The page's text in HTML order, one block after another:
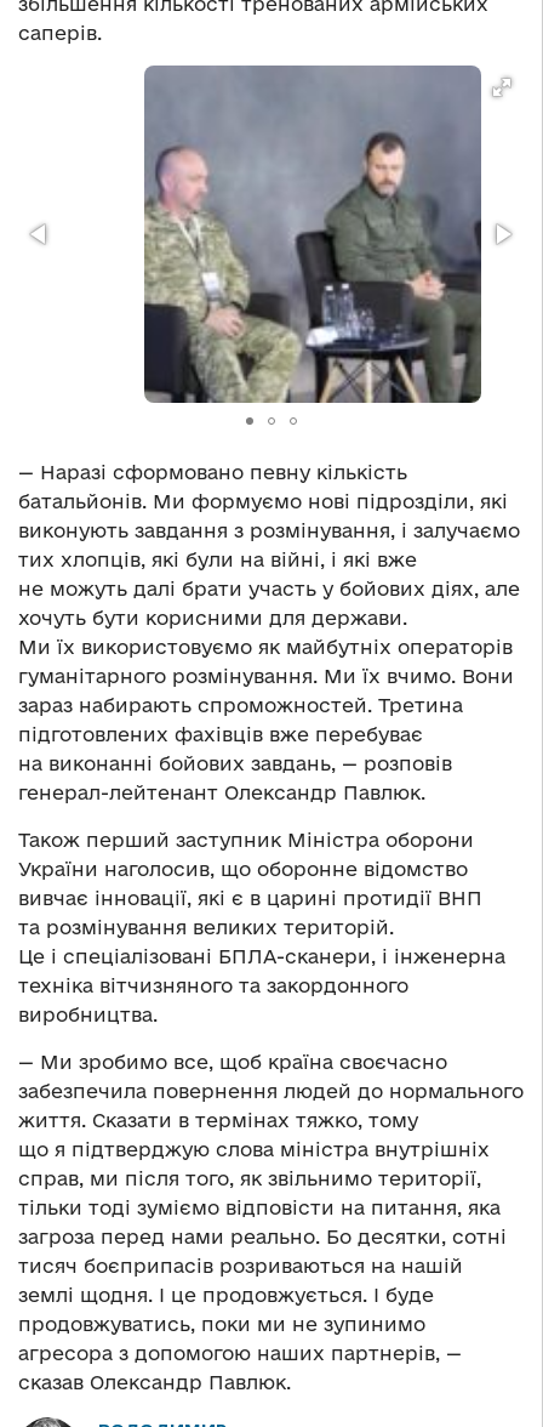
саперів.
— Наразі сформовано певну кількість
батальйонів. Ми формуємо нові підрозділи, які
виконують завдання з розмінування, і залучаємо
тих хлопців, які були на війні, і які вже
не можуть далі брати участь у бойових діях, але
хочуть бути корисними для держави.
Ми їх використовуємо як майбутніх операторів
гуманітарного розмінування. Ми їх вчимо. Вони
зараз набирають спроможностей. Третина
підготовлених фахівців вже перебуває
на виконанні бойових завдань, — розповів
генерал-лейтенант Олександр Павлюк.
Також перший заступник Міністра оборони
України наголосив, що оборонне відомство
вивчає інновації, які є в царині протидії ВНП
та розмінування великих територій.
Це і спеціалізовані БПЛА-сканери, і інженерна
техніка вітчизняного та закордонного
виробництва.
— Ми зробимо все, щоб країна своєчасно
забезпечила повернення людей до нормального
життя. Сказати в термінах тяжко, тому
що я підтверджую слова міністра внутрішніх
справ, ми після того, як звільнимо території,
тільки тоді зуміємо відповісти на питання, яка
загроза перед нами реально. Бо десятки, сотні
тисяч боєприпасів розриваються на нашій
землі щодня. І це продовжується. І буде
продовжуватись, поки ми не зупинимо
агресора з допомогою наших партнерів, —
сказав Олександр Павлюк.